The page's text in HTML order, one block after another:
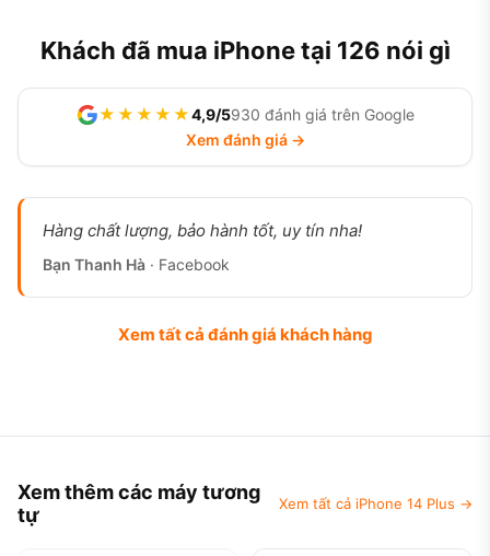
Khách đã mua iPhone tại 126 nói gì
★★★★★4,9/5930 đánh giá trên Google
Xem đánh giá →
Hàng chất lượng, bảo hành tốt, uy tín nha!
Bạn Thanh Hà · Facebook
Xem tất cả đánh giá khách hàng
Xem thêm các máy tương
tự
Xem tất cả iPhone 14 Plus →